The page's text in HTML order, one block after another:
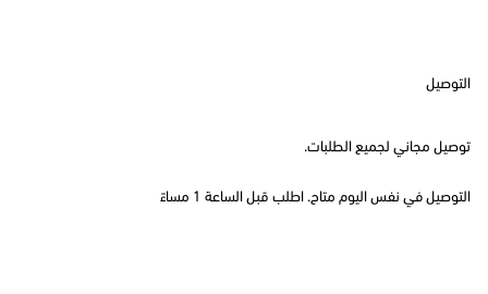
التوصيل
توصيل مجاني لجميع الطلبات.
التوصيل في نفس اليوم متاح. اطلب قبل الساعة 1 مساءً